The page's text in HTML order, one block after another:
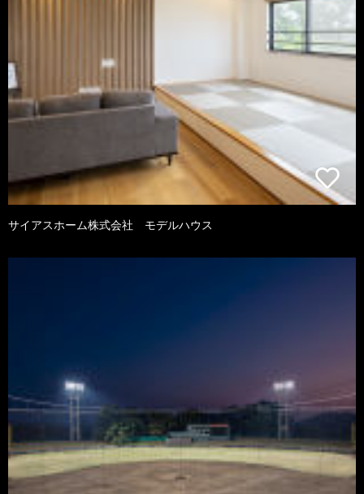
サイアスホーム株式会社 モデルハウス